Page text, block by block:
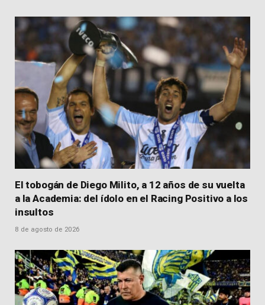
El tobogán de Diego Milito, a 12 años de su vuelta
a la Academia: del ídolo en el Racing Positivo a los
insultos
8 de agosto de 2026